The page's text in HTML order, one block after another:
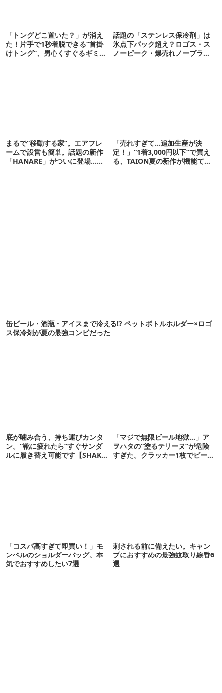
「トングどこ置いた？」が消え
た！片手で1秒着脱できる“首掛
けトング”、男心くすぐるギミッ
話題の「ステンレス保冷剤」は
氷点下パック超え？ロゴス・ス
ノーピーク・爆売れノーブラン
まるで“移動する家”。エアフレ
ームで設営も簡単。話題の新作
「HANARE」がついに登場…！
「売れすぎて…追加生産が決
定！」“1着3,000円以下”で買え
る、TAION夏の新作が機能てん
缶ビール・酒瓶・アイスまで冷える!? ペットボトルホルダー×ロゴ
ス保冷剤が夏の最強コンビだった
底が噛み合う、持ち運びカンタ
ン。“靴に疲れたら”すぐサンダ
ルに履き替え可能です【SHAKA
「マジで無限ビール地獄…」ア
ヲハタの“塗るテリーヌ”が危険
すぎた。クラッカー1枚でビール
「コスパ高すぎて即買い！」モ
ンベルのショルダーバッグ、本
気でおすすめしたい7選
刺される前に備えたい。キャン
プにおすすめの最強蚊取り線香6
選